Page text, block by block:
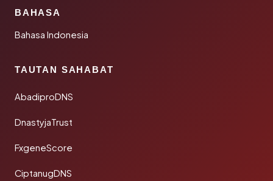
BAHASA
Bahasa Indonesia
TAUTAN SAHABAT
AbadiproDNS
DnastyjaTrust
FxgeneScore
CiptanugDNS